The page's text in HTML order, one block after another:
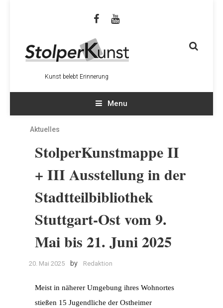
Kunst belebt Erinnerung
Menu
Aktuelles
StolperKunstmappe II
+ III Ausstellung in der
Stadtteilbibliothek
Stuttgart-Ost vom 9.
Mai bis 21. Juni 2025
20. Mai 2025 by Redaktion
Meist in näherer Umgebung ihres Wohnortes
stießen 15 Jugendliche der Ostheimer